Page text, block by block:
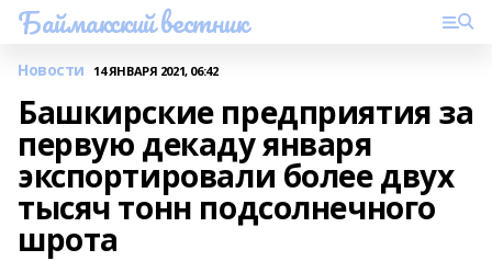
Баймакский вестник
Новости 14 ЯНВАРЯ 2021, 06:42
Башкирские предприятия за
первую декаду января
экспортировали более двух
тысяч тонн подсолнечного
шрота